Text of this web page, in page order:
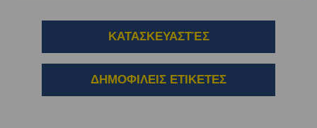
ΚΑΤΑΣΚΕΥΑΣΤΈΣ
ΔΗΜΟΦΙΛΕΙΣ ΕΤΙΚΕΤΕΣ